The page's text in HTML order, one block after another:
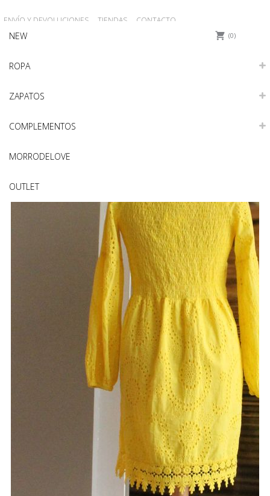
0
ENVÍO Y DEVOLUCIONES TIENDAS CONTACTO
NEW
ROPA
ZAPATOS
COMPLEMENTOS
MORRODELOVE
OUTLET